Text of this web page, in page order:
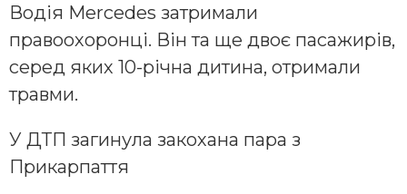
Водія Mercedes затримали
правоохоронці. Він та ще двоє пасажирів,
серед яких 10-річна дитина, отримали
травми.
У ДТП загинула закохана пара з
Прикарпаття